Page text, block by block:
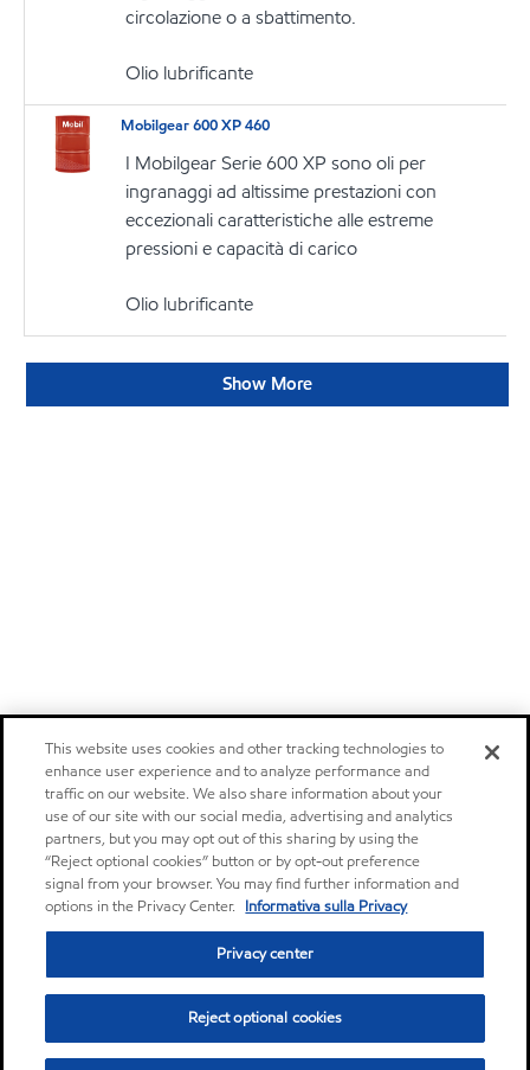
circolazione o a sbattimento.
Olio lubrificante
Mobilgear 600 XP 460
I Mobilgear Serie 600 XP sono oli per
ingranaggi ad altissime prestazioni con
eccezionali caratteristiche alle estreme
pressioni e capacità di carico
Olio lubrificante
Show More
This website uses cookies and other tracking technologies to
enhance user experience and to analyze performance and
traffic on our website. We also share information about your
use of our site with our social media, advertising and analytics
partners, but you may opt out of this sharing by using the
“Reject optional cookies” button or by opt-out preference
signal from your browser. You may find further information and
options in the Privacy Center. Informativa sulla Privacy
Privacy center
Reject optional cookies